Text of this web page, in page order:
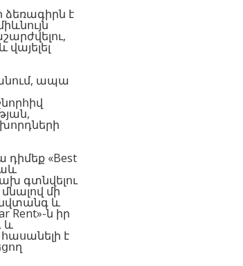
ձեռագիրն է
ապա
«Best
գտնվելու
մի
և
Rent»-ն իր
և
է